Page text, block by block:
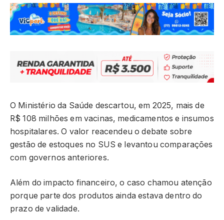
O Ministério da Saúde descartou, em 2025, mais de
R$ 108 milhões em vacinas, medicamentos e insumos
hospitalares. O valor reacendeu o debate sobre
gestão de estoques no SUS e levantou comparações
com governos anteriores.
Além do impacto financeiro, o caso chamou atenção
porque parte dos produtos ainda estava dentro do
prazo de validade.